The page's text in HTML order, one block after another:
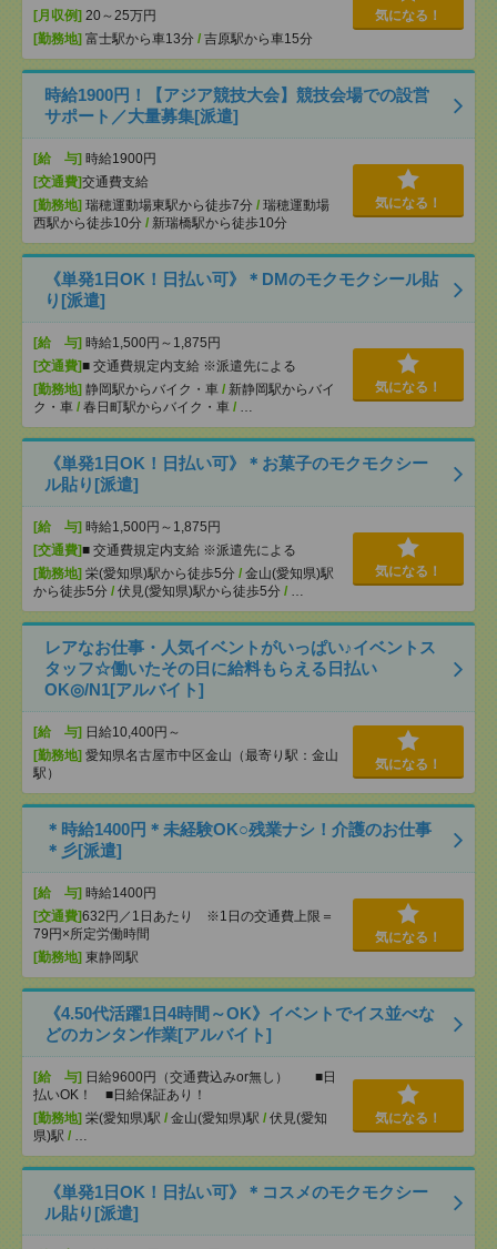
[月収例] 20～25万円
[勤務地] 富士駅から車13分 / 吉原駅から車15分
気になる！
時給1900円！【アジア競技大会】競技会場での設営
サポート／大量募集[派遣]
[給 与] 時給1900円
[交通費]交通費支給
[勤務地] 瑞穂運動場東駅から徒歩7分 / 瑞穂運動場
西駅から徒歩10分 / 新瑞橋駅から徒歩10分
気になる！
《単発1日OK！日払い可》＊DMのモクモクシール貼
り[派遣]
[給 与] 時給1,500円～1,875円
[交通費]■ 交通費規定内支給 ※派遣先による
[勤務地] 静岡駅からバイク・車 / 新静岡駅からバイ
ク・車 / 春日町駅からバイク・車 / …
気になる！
《単発1日OK！日払い可》＊お菓子のモクモクシー
ル貼り[派遣]
[給 与] 時給1,500円～1,875円
[交通費]■ 交通費規定内支給 ※派遣先による
[勤務地] 栄(愛知県)駅から徒歩5分 / 金山(愛知県)駅
から徒歩5分 / 伏見(愛知県)駅から徒歩5分 / …
気になる！
レアなお仕事・人気イベントがいっぱい♪イベントス
タッフ☆働いたその日に給料もらえる日払い
OK◎/N1[アルバイト]
[給 与] 日給10,400円～
[勤務地] 愛知県名古屋市中区金山（最寄り駅：金山
駅）
気になる！
＊時給1400円＊未経験OK○残業ナシ！介護のお仕事
＊彡[派遣]
[給 与] 時給1400円
[交通費]632円／1日あたり ※1日の交通費上限＝
79円×所定労働時間
[勤務地] 東静岡駅
気になる！
《4.50代活躍1日4時間～OK》イベントでイス並べな
どのカンタン作業[アルバイト]
[給 与] 日給9600円（交通費込みor無し） ■日
払いOK！ ■日給保証あり！
[勤務地] 栄(愛知県)駅 / 金山(愛知県)駅 / 伏見(愛知
県)駅 / …
気になる！
《単発1日OK！日払い可》＊コスメのモクモクシー
ル貼り[派遣]